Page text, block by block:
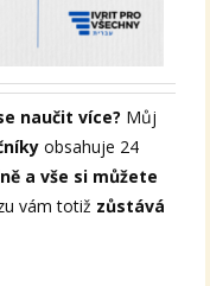
naučit více? Můj
obsahuje 24
a vše si můžete
vám totiž zůstává